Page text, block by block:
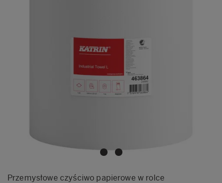
Przemysłowe czyściwo papierowe w rolce